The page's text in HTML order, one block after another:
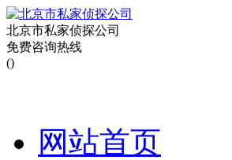
北京市私家侦探公司
免费咨询热线
()
网站首页